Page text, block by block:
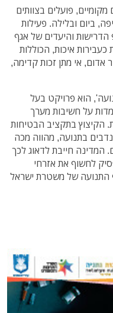
פועלים בצוותים
ביום ובלילה. פעילות
והיעדים של אגף
איכות, הכוללות
אדום, אי מתן זכות קדימה,
הוא פרויקט בעל
על חשיבות מערך
הקיצוץ בתקציב הבטיחות
בתנועה, מהווה מכה
חייבת לדאוג לכך
לחשוף את אזרחי
התנועה של משטרת ישראל